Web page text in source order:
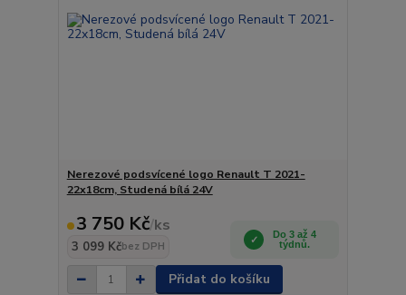
Nerezové podsvícené logo Renault T 2021-
22x18cm, Studená bílá 24V
3 750 Kč/ks
3 099 Kčbez DPH
Do 3 až 4
týdnů.
Přidat do košíku